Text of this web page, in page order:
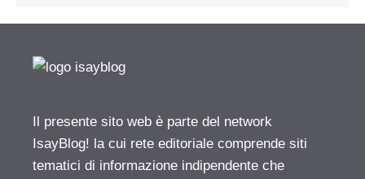
Il presente sito web è parte del network
IsayBlog! la cui rete editoriale comprende siti
tematici di informazione indipendente che